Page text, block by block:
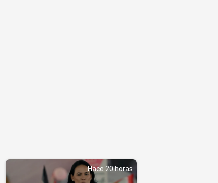
Hace 20 horas